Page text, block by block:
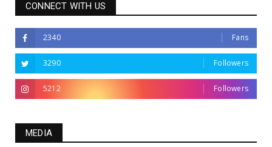
CONNECT WITH US
2340 Fans
3290 Followers
5212 Followers
MEDIA